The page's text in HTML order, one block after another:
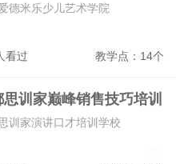
看过 教学点：14个
德米乐少儿艺术学院
思训家巅峰销售技巧培训
训家演讲口才培训学校